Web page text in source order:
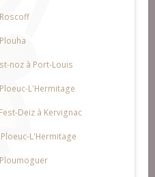
noz à Port-Louis
L'Hermitage
Deiz à Kervignac
L'Hermitage